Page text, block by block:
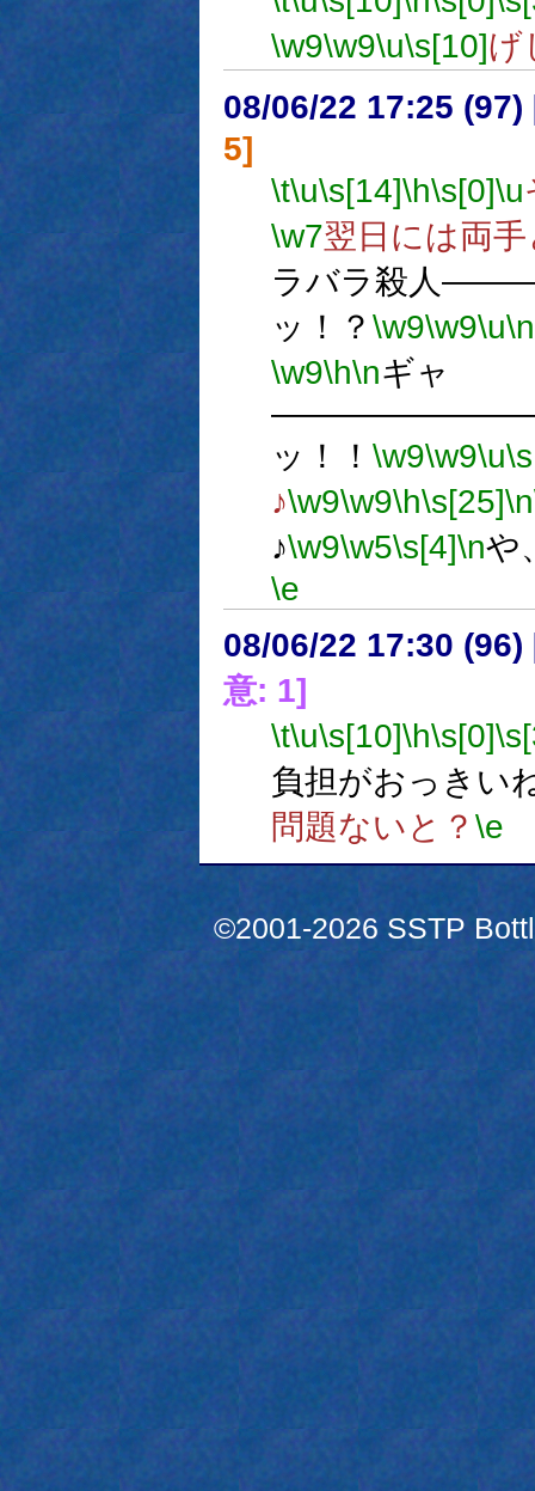
\w9\w9\u\s[10]げ
08/06/22 17:25 (97)
5]
\t\u\s[14]\h\s[0]\u
\w7翌日には両
ラバラ殺人
ッ！？ \w9\w9\u\n
\w9\h\nギャ
ッ！！ \w9\w9\u
♪\w9\w9\h\s[25]\n
♪\w9\w5\s[4]\nや
\e
08/06/22 17:30 (96)
意: 1]
\t\u\s[10]\h\s[0]
負担がおっきい
問題ないと？ \e
©2001-2026 SSTP